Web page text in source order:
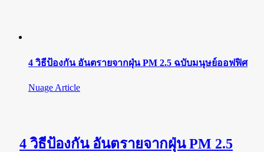
4 วิธีป้องกัน อันตรายจากฝุ่น PM 2.5 ฉบับมนุษย์ออฟฟิศ
Nuage Article
4 วิธีป้องกัน อันตรายจากฝุ่น PM 2.5